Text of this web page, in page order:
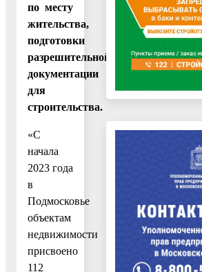
по месту
жительства,
подготовки
разрешительной
документации
для
строительства.
«С
начала
2023 года
в
Подмосковье
объектам
недвижимости
присвоено
112